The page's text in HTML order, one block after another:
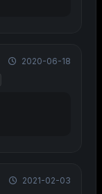
2020-06-18
2021-02-03